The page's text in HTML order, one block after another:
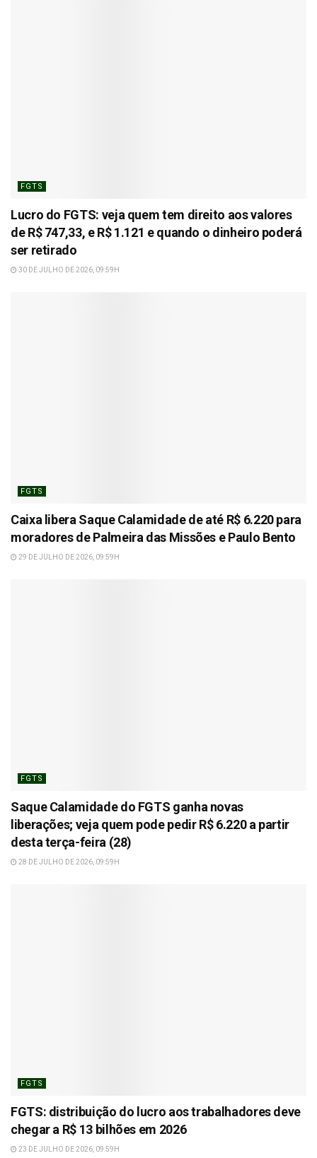
FGTS
Lucro do FGTS: veja quem tem direito aos valores
de R$ 747,33, e R$ 1.121 e quando o dinheiro poderá
ser retirado
30 DE JULHO DE 2026, 09:59H
FGTS
Caixa libera Saque Calamidade de até R$ 6.220 para
moradores de Palmeira das Missões e Paulo Bento
29 DE JULHO DE 2026, 09:59H
FGTS
Saque Calamidade do FGTS ganha novas
liberações; veja quem pode pedir R$ 6.220 a partir
desta terça-feira (28)
28 DE JULHO DE 2026, 09:59H
FGTS
FGTS: distribuição do lucro aos trabalhadores deve
chegar a R$ 13 bilhões em 2026
23 DE JULHO DE 2026, 09:59H